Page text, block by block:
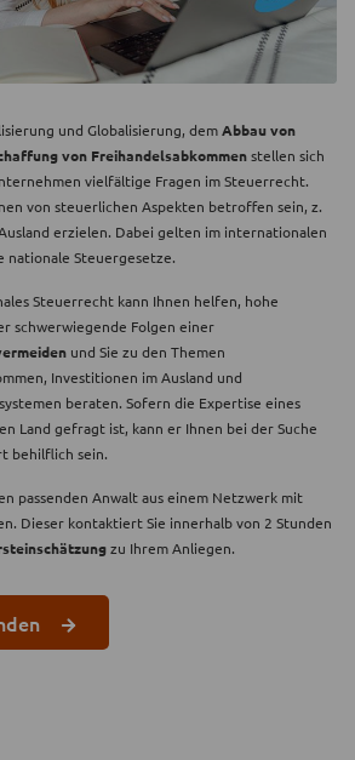
und Globalisierung, demAbbau von
von Freihandelsabkommenstellen sich
vielfältige Fragen im Steuerrecht.
von steuerlichen Aspekten betroffen sein, z.
erzielen. Dabei gelten im internationalen
nationale Steuergesetze.
Steuerrecht kann Ihnen helfen, hohe
schwerwiegende Folgen einer
und Sie zu den Themen
Investitionen im Ausland und
beraten. Sofern die Expertise eines
Land gefragt ist, kann er Ihnen bei der Suche
behilflich sein.
passenden Anwalt aus einem Netzwerk mit
Dieser kontaktiert Sie innerhalb von 2 Stunden
zu Ihrem Anliegen.